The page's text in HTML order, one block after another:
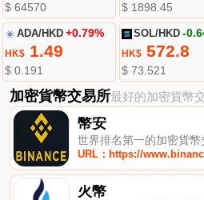
$ 64570 $ 1898.45
ADA/HKD +0.79%
HK$1.49
$ 0.191
SOL/HKD -
HK$ 572.8
$ 73.521
加密貨幣交易所最好的加密貨幣
幣安
世界排名第一的加密貨幣
URL：https://
火幣